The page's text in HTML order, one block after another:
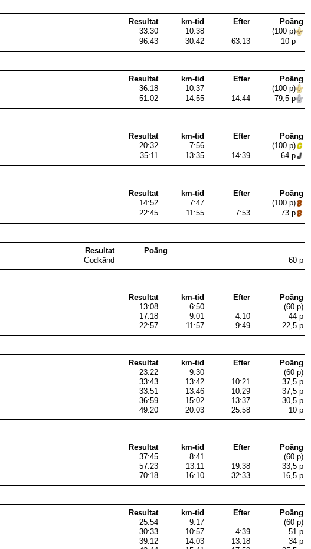
Resultat km-tid Efter
Poäng
33:30 10:38
(100 p)
96:43 30:42 63:13 10 p
Resultat km-tid Efter
Poäng
36:18 10:37
(100 p)
51:02 14:55 14:44 79,5 p
Resultat km-tid Efter
Poäng
20:32 7:56
(100 p)
35:11 13:35 14:39 64 p
Resultat km-tid Efter
Poäng
14:52 7:47
(100 p)
22:45 11:55 7:53 73 p
Resultat
Poäng
Godkänd 60 p
Resultat km-tid Efter
Poäng
13:08 6:50
(60 p)
17:18 9:01 4:10
44 p
22:57 11:57 9:49 22,5 p
Resultat km-tid Efter
Poäng
23:22 9:30
(60 p)
33:43 13:42 10:21
37,5 p
33:51 13:46 10:29
37,5 p
36:59 15:02 13:37
30,5 p
49:20 20:03 25:58 10 p
Resultat km-tid Efter
Poäng
37:45 8:41
(60 p)
57:23 13:11 19:38
33,5 p
70:18 16:10 32:33 16,5 p
Resultat km-tid Efter
Poäng
25:54 9:17
(60 p)
30:33 10:57 4:39
51 p
39:12 14:03 13:18
34 p